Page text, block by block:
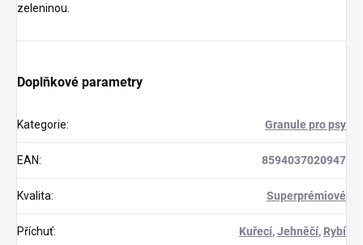
zeleninou.
Doplňkové parametry
Kategorie: Granule pro psy
EAN: 8594037020947
Kvalita: Superprémiové
Příchuť: Kuřecí,Jehněčí, Rybí